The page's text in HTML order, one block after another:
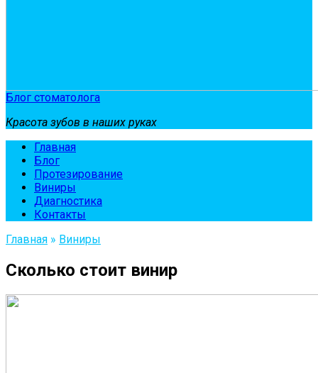
Блог стоматолога
Красота зубов в наших руках
Главная
Блог
Протезирование
Виниры
Диагностика
Контакты
Главная » Виниры
Сколько стоит винир